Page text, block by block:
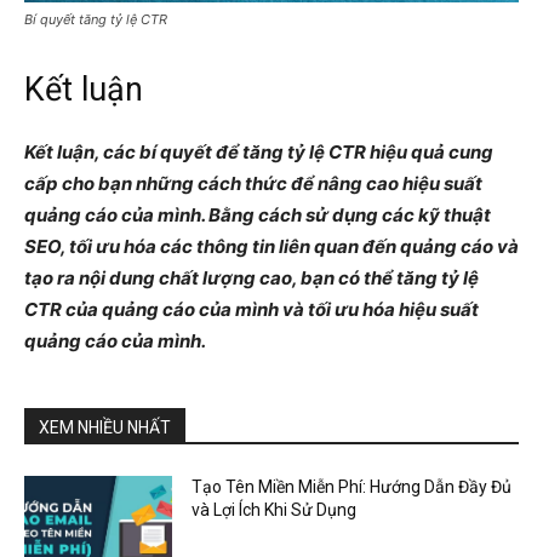
Bí quyết tăng tỷ lệ CTR
Kết luận
Kết luận, các bí quyết để tăng tỷ lệ CTR hiệu quả cung
cấp cho bạn những cách thức để nâng cao hiệu suất
quảng cáo của mình. Bằng cách sử dụng các kỹ thuật
SEO, tối ưu hóa các thông tin liên quan đến quảng cáo và
tạo ra nội dung chất lượng cao, bạn có thể tăng tỷ lệ
CTR của quảng cáo của mình và tối ưu hóa hiệu suất
quảng cáo của mình.
XEM NHIỀU NHẤT
Tạo Tên Miền Miễn Phí: Hướng Dẫn Đầy Đủ
và Lợi Ích Khi Sử Dụng